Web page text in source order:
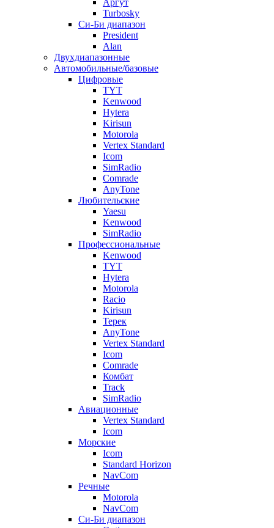
Turbosky
Си-Би диапазон
President
Alan
Двухдиапазонные
Автомобильные/базовые
Цифровые
TYT
Kenwood
Hytera
Kirisun
Motorola
Vertex Standard
Icom
SimRadio
Comrade
AnyTone
Любительские
Yaesu
Kenwood
SimRadio
Профессиональные
Kenwood
TYT
Hytera
Motorola
Racio
Kirisun
Терек
AnyTone
Vertex Standard
Icom
Comrade
Комбат
Track
SimRadio
Авиационные
Vertex Standard
Icom
Морские
Icom
Standard Horizon
NavCom
Речные
Motorola
NavCom
Си-Би диапазон